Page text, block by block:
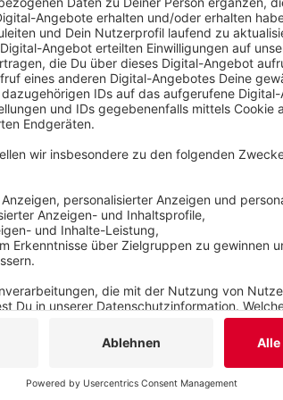
Veröffentlicht:Dienstag, 12.05.2026 15:40
Anzeige